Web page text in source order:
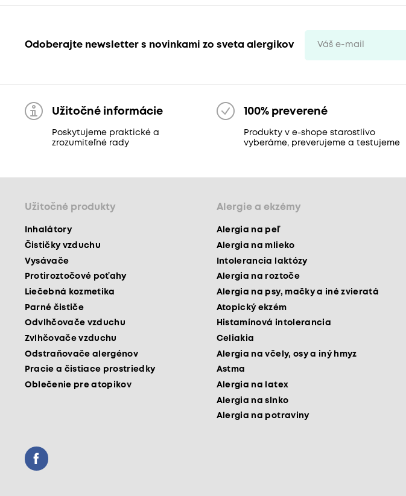
Odoberajte newsletter s novinkami zo sveta alergikov
Užitočné informácie
Poskytujeme praktické a
zrozumiteľné rady
100% preverené
Produkty v e-shope starostlivo
vyberáme, preverujeme a testujeme
Užitočné produkty
Inhalátory
Čističky vzduchu
Vysávače
Protiroztočové poťahy
Liečebná kozmetika
Parné čističe
Odvlhčovače vzduchu
Zvlhčovače vzduchu
Odstraňovače alergénov
Pracie a čistiace prostriedky
Oblečenie pre atopikov
Alergie a ekzémy
Alergia na peľ
Alergia na mlieko
Intolerancia laktózy
Alergia na roztoče
Alergia na psy, mačky a iné zvieratá
Atopický ekzém
Histamínová intolerancia
Celiakia
Alergia na včely, osy a iný hmyz
Astma
Alergia na latex
Alergia na slnko
Alergia na potraviny